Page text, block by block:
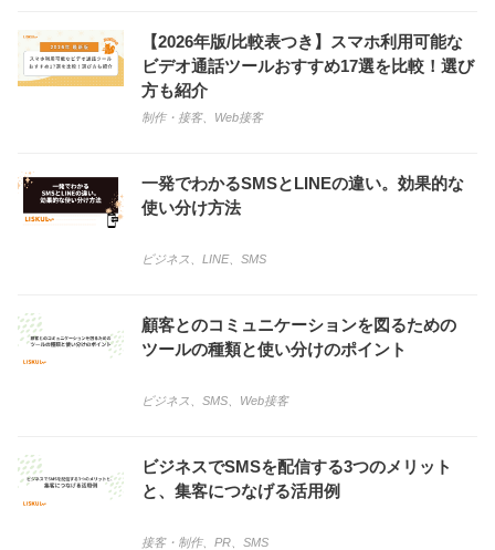
【2026年版/比較表つき】スマホ利用可能な
ビデオ通話ツールおすすめ17選を比較！選び
方も紹介
制作・接客、 Web接客
一発でわかるSMSとLINEの違い。効果的な
使い分け方法
ビジネス LINE、 SMS
顧客とのコミュニケーションを図るための
ツールの種類と使い分けのポイント
ビジネス SMS Web接客
ビジネスでSMSを配信する3つのメリット
と、集客につなげる活用例
接客・制作、 PR SMS